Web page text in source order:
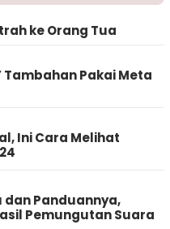
ke Orang Tua
Tambahan Pakai Meta
Ini Cara Melihat
Panduannya,
Pemungutan Suara